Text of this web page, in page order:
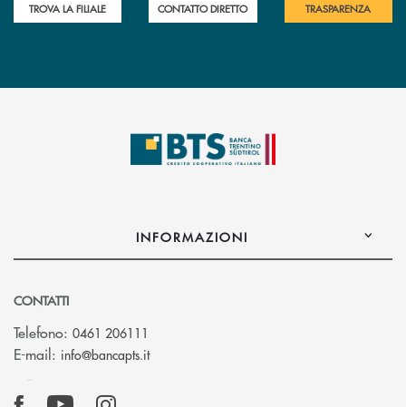
TROVA LA FILIALE CONTATTO DIRETTO TRASPARENZA
INFORMAZIONI
CONTATTI
Telefono: 0461 206111
E-mail: info@bancapts.it(si apre l’app di posta elettronica)